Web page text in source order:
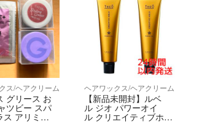
ス/ヘアクリーム
グリース お
ツビー スパ
ス アリミ
ヘアワックス/ヘアクリーム
【新品未開封】ルベ
ル ジオ パワーオイ
ル クリエイティブホー